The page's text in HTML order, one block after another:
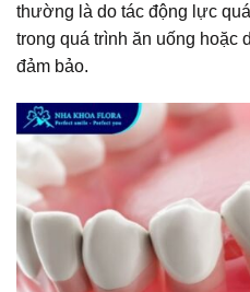
thường là do tác động lực
trong quá trình ăn uống hoặc
đảm bảo.